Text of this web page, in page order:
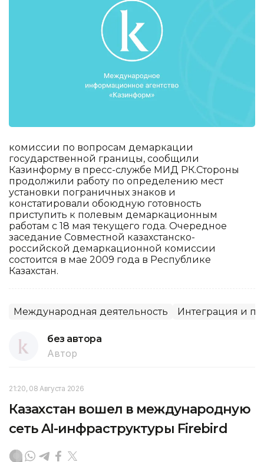
комиссии по вопросам демаркации
государственной границы, сообщили
Казинформу в пресс-службе МИД РК.Стороны
продолжили работу по определению мест
установки пограничных знаков и
констатировали обоюдную готовность
приступить к полевым демаркационным
работам с 18 мая текущего года. Очередное
заседание Совместной казахстанско-
российской демаркационной комиссии
состоится в мае 2009 года в Республике
Казахстан.
Международная деятельность Интеграция и
без автора
Автор
21:20, 08 Августа 2026
Казахстан вошел в международную
сеть AI-инфраструктуры Firebird